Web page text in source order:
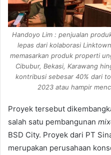
Handoyo Lim : penjualan
lepas dari kolaborasi
memasarkan produk properti
Cibubur, Bekasi, Karawang
kontribusi sebesar 40% dari
2023 atau hampir
Proyek tersebut
salah satu pembangunan
BSD City. Proyek dari PT
merupakan perusahaan